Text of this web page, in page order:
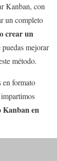
Kanban, con
un completo
crear un
puedas mejorar
método.
en formato
en